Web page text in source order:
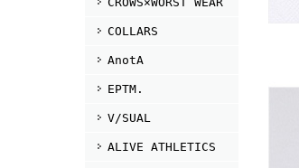
COLLARS
AnotA
EPTM.
V/SUAL
ALIVE ATHLETICS